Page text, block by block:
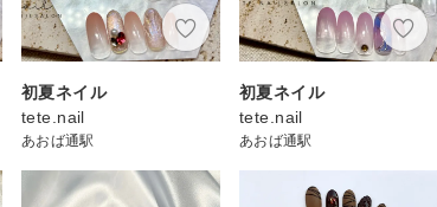
初夏ネイル
tete.nail
あおば通駅
初夏ネイル
tete.nail
あおば通駅